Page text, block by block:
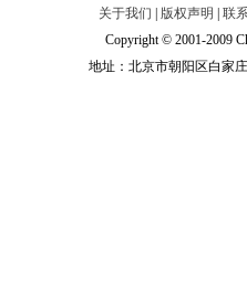
关于我们 版权声明
联
Copyright © 2001-2009
地址：北京市朝阳区白家